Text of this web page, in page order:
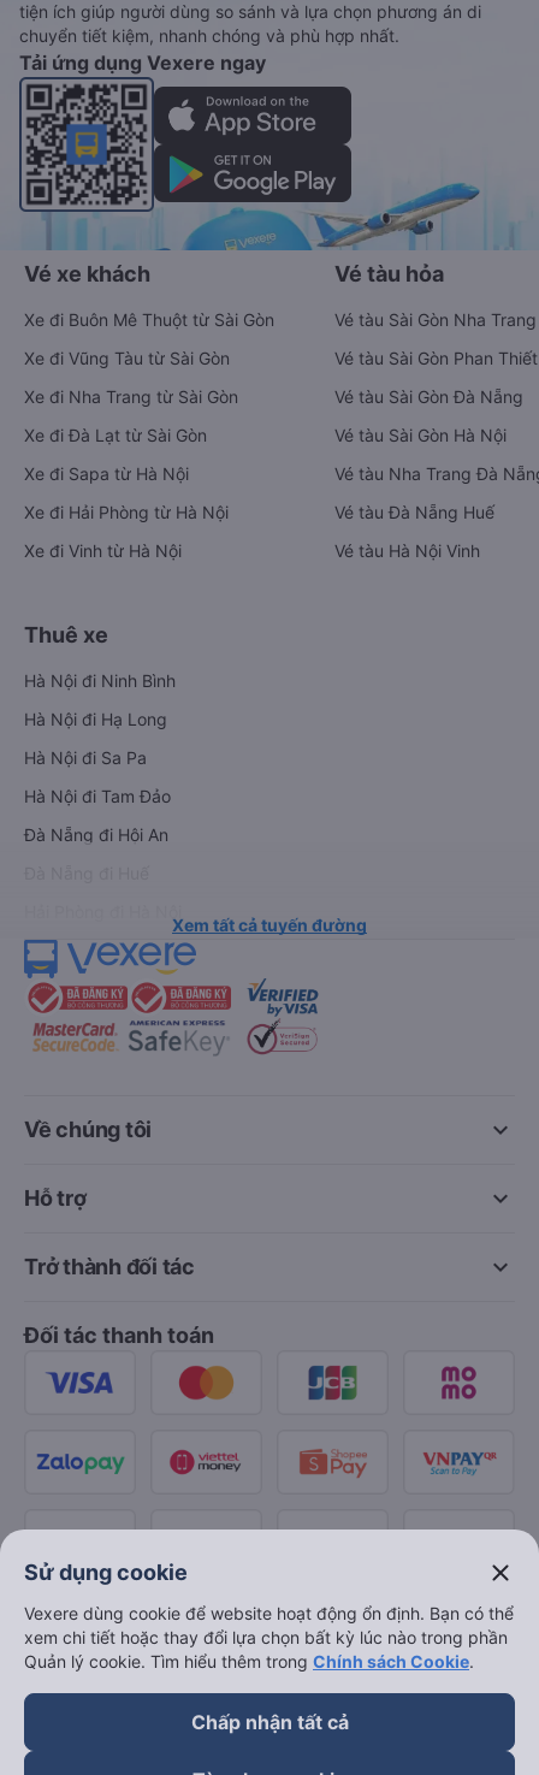
tiện ích giúp người dùng so sánh và lựa chọn phương án di
chuyển tiết kiệm, nhanh chóng và phù hợp nhất.
Tải ứng dụng Vexere ngay
Vé xe khách
Xe đi Buôn Mê Thuột từ Sài Gòn
Xe đi Vũng Tàu từ Sài Gòn
Xe đi Nha Trang từ Sài Gòn
Xe đi Đà Lạt từ Sài Gòn
Xe đi Sapa từ Hà Nội
Xe đi Hải Phòng từ Hà Nội
Xe đi Vinh từ Hà Nội
Vé tàu hỏa
Vé tàu Sài Gòn Nha Trang
Vé tàu Sài Gòn Phan Thiết
Vé tàu Sài Gòn Đà Nẵng
Vé tàu Sài Gòn Hà Nội
Vé tàu Nha Trang Đà
Vé tàu Đà Nẵng Huế
Vé tàu Hà Nội Vinh
Thuê xe
Hà Nội đi Ninh Bình
Hà Nội đi Hạ Long
Hà Nội đi Sa Pa
Hà Nội đi Tam Đảo
Đà Nẵng đi Hội An
Xem tất cả tuyến đường
keyboard_arrow_down
Về chúng tôi
keyboard_arrow_down
Hỗ trợ
keyboard_arrow_down
Trở thành đối tác
Đối tác thanh toán
Sử dụng cookie close
Vexere dùng cookie để website hoạt động ổn định. Bạn có thể
xem chi tiết hoặc thay đổi lựa chọn bất kỳ lúc nào trong phần
Quản lý cookie. Tìm hiểu thêm trong Chính sách Cookie.
Chấp nhận tất cả